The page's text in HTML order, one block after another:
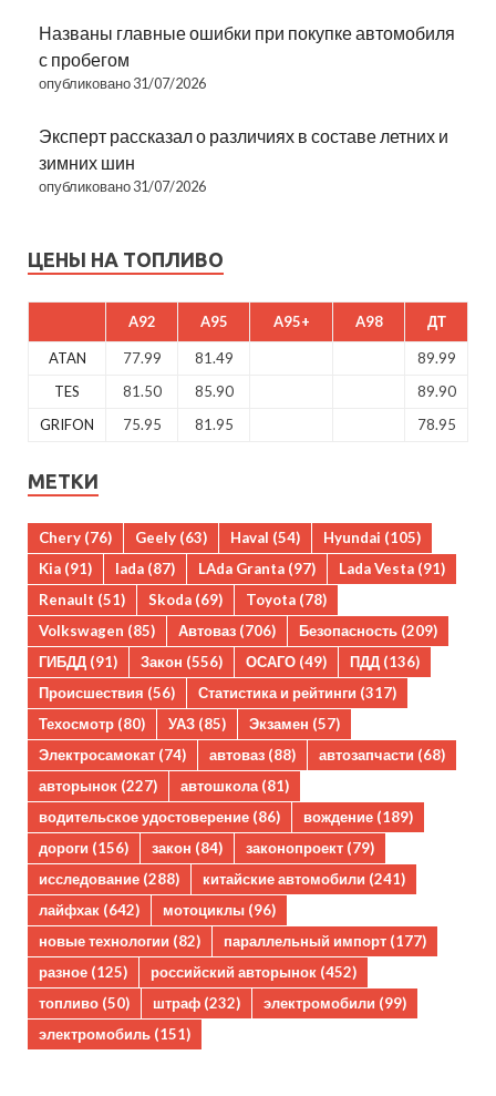
Названы главные ошибки при покупке автомобиля
с пробегом
опубликовано 31/07/2026
Эксперт рассказал о различиях в составе летних и
зимних шин
опубликовано 31/07/2026
ЦЕНЫ НА ТОПЛИВО
A92 A95 A95+ A98 ДТ
ATAN 77.99 81.49
89.99
TES
81.50 85.90
89.90
GRIFON
75.95 81.95 78.95
МЕТКИ
Chery (76) Geely (63) Haval (54) Hyundai (105)
Kia (91) lada (87) LAda Granta (97) Lada Vesta (91)
Renault (51) Skoda (69) Toyota (78)
Volkswagen (85) Автоваз (706) Безопасность (209)
ГИБДД (91) Закон (556) ОСАГО (49) ПДД (136)
Происшествия (56) Статистика и рейтинги (317)
Техосмотр (80) УАЗ (85) Экзамен (57)
Электросамокат (74) автоваз (88) автозапчасти (68)
авторынок (227) автошкола(81)
водительское удостоверение (86) вождение (189)
дороги (156) закон (84) законопроект (79)
исследование (288) китайские автомобили (241)
лайфхак (642) мотоциклы (96)
новые технологии (82) параллельный импорт (177)
разное (125) российский авторынок (452)
топливо (50) штраф (232) электромобили (99)
электромобиль (151)